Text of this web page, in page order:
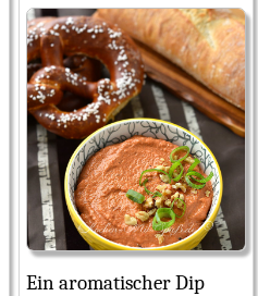
Ein aromatischer Dip